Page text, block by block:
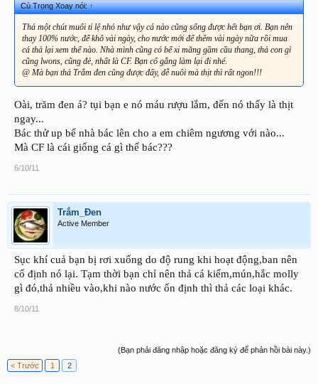
Cù Trọng Xoay nói:↑
Thả một chút muối tỉ lệ nhỏ như vậy cá nào cũng sống được hết bạn ơi. Bạn nên
thay 100% nước, để khô vài ngày, cho nước mới để thêm vài ngày nữa rồi mua
cá thả lại xem thế nào. Nhà mình cũng có bể xi măng gầm cầu thang, thả con gì
cũng lwons, cũng đẻ, nhất là CF. Bạn cố gắng làm lại đi nhé.
@ Mà bạn thả Trắm đen cũng được đấy, dễ nuôi mà thịt thì rất ngon!!!
Oài, trăm đen á? tụi bạn e nó máu rượu lắm, đến nó thấy là thịt
ngay...
Bác thử up bể nhà bác lên cho a em chiêm ngương với nào...
Mà CF là cái giống cá gì thế bác???
6/10/11
Trắm_Đen
Active Member
Sục khí cuả bạn bị rơi xuống do độ rung khi hoạt động,ban nên
cố định nó lại. Tạm thời bạn chỉ nên thả cá kiếm,mún,hắc molly
gì đó,thả nhiều vào,khi nào nước ổn định thì thả các loại khác.
8/10/11
(Bạn phải đăng nhập hoặc đăng ký để phản hồi bài này.)
< Trước
1 2